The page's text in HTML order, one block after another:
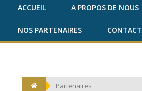
ACCUEIL A PROPOS DE NOUS
NOS PARTENAIRES CONTACT
Partenaires